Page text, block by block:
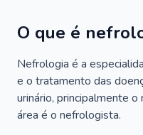
O que é
Nefrologia é a
e o tratamento das
urinário, principalmente
área é o nefrologista.